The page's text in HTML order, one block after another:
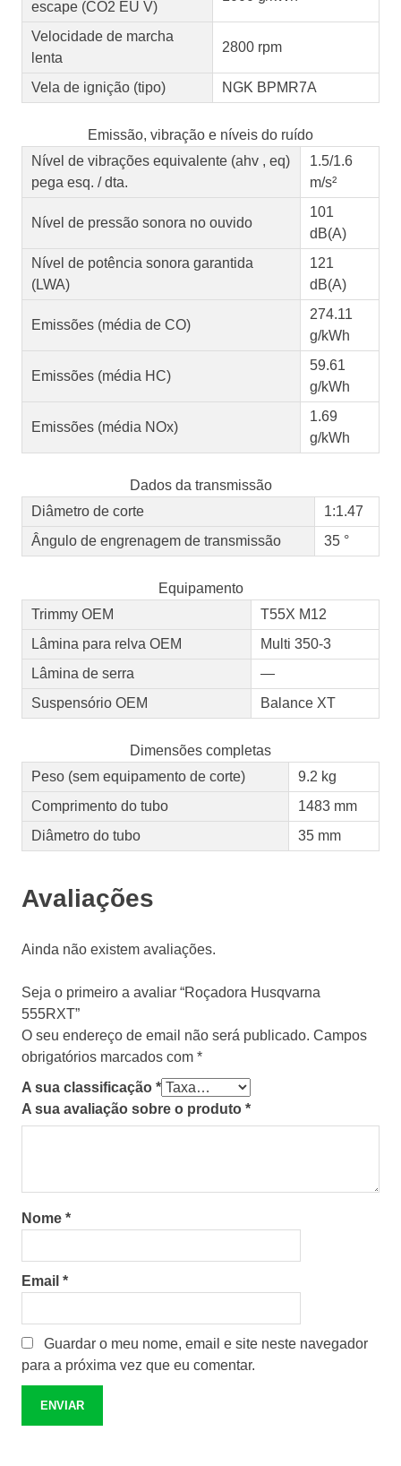
escape (CO2 EU V)
Velocidade de marcha
lenta
2800 rpm
Vela de ignição (tipo) NGK BPMR7A
Emissão, vibração e níveis do ruído
Nível de vibrações equivalente (ahv , eq)
pega esq. / dta.
1.5/1.6
m/s²
Nível de pressão sonora no ouvido
101
dB(A)
Nível de potência sonora garantida
(LWA)
121
dB(A)
Emissões (média de CO)
274.11
g/kWh
Emissões (média HC)
59.61
g/kWh
Emissões (média NOx)
1.69
g/kWh
Dados da transmissão
Diâmetro de corte
1:1.47
Ângulo de engrenagem de transmissão
35 °
Equipamento
Trimmy OEM
T55X M12
Lâmina para relva OEM
Multi 350-3
Lâmina de serra
—
Suspensório OEM
Balance XT
Dimensões completas
Peso (sem equipamento de corte)
9.2 kg
Comprimento do tubo
1483 mm
Diâmetro do tubo
35 mm
Avaliações
Ainda não existem avaliações.
Seja o primeiro a avaliar “Roçadora Husqvarna
555RXT”
O seu endereço de email não será publicado. Campos
obrigatórios marcados com *
A sua classificação *
A sua avaliação sobre o produto *
Nome *
Email *
Guardar o meu nome, email e site neste navegador
para a próxima vez que eu comentar.